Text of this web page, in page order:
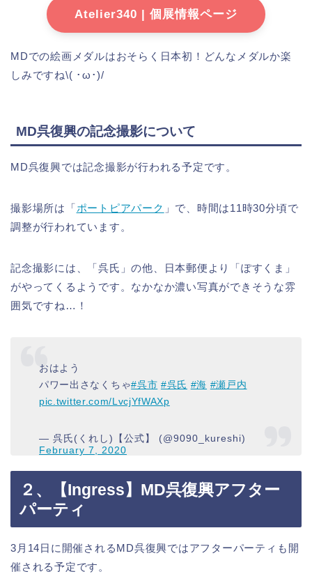
Atelier340 | 個展情報ページ
MDでの絵画メダルはおそらく日本初！どんなメダルか楽
しみですね\( ･ω･)/
MD呉復興の記念撮影について
MD呉復興では記念撮影が行われる予定です。
撮影場所は「ポートピアパーク 」で、時間は11時30分頃で
調整が行われています。
記念撮影には、「呉氏」の他、日本郵便より「ぽすくま」
がやってくるようです。なかなか濃い写真ができそうな雰
囲気ですね…！
おはよう
パワー出さなくちゃ#呉市 #呉氏 #海 #瀬戸内
pic.twitter.com/LvcjYfWAXp
— 呉氏(くれし)【公式】 (@9090_kureshi)
February 7, 2020
２、【Ingress】MD呉復興アフター
パーティ
3月14日に開催されるMD呉復興ではアフターパーティも開
催される予定です。